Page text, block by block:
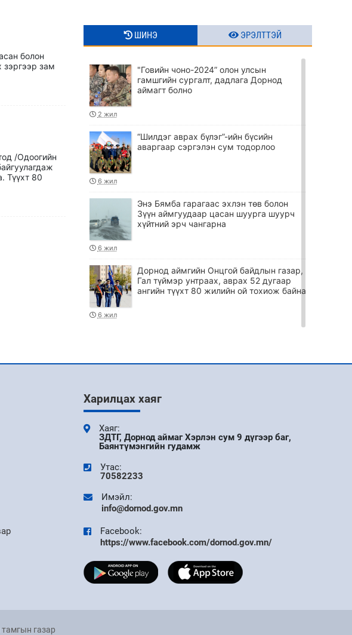
болон
зэргээр зам
/Одоогийн
Түүхт 80
ШИНЭ ЭРЭЛТТЭЙ
"Говийн чоно-2024” олон улсын
гамшгийн сургалт, дадлага Дорнод
аймагт болно
2 жил
“Шилдэг аврах бүлэг”-ийн бүсийн
аваргаар сэргэлэн сум тодорлоо
6 жил
Энэ Бямба гарагаас эхлэн төв болон
Зүүн аймгуудаар цасан шуурга шуурч
хүйтний эрч чангарна
6 жил
Дорнод аймгийн Онцгой байдлын газар,
Гал түймэр унтраах, аврах 52 дугаар
ангийн түүхт 80 жилийн ой тохиож байна
6 жил
Харилцах хаяг
Хаяг:
ЗДТГ, Дорнод аймаг Хэрлэн сум 9 дүгээр баг,
Баянтүмэнгийн гудамж
Утас:
70582233
Имэйл:
info@dornod.gov.mn
Facebook:
https://www.facebook.com/dornod.gov.mn/
газар